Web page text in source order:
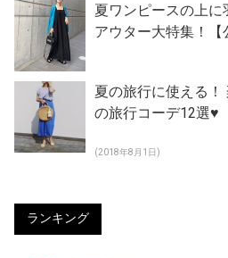
夏ワンピースの上
アウター大特集！【
夏の旅行に使える！
の旅行コーデ12選♥
(2018年8月1日)
ランキング